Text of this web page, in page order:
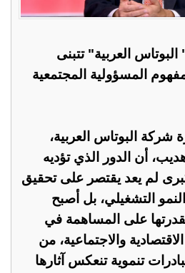
العربية" تتبنى
المسؤولية المجتمعية
البوتاس العربية،
أن الدور الذي تؤديه
لم يعد يقتصر على تحقيق
النمو التشغيلي، بل أصبح
على المساهمة في
والاجتماعية، من
تنموية تنعكس آثارها